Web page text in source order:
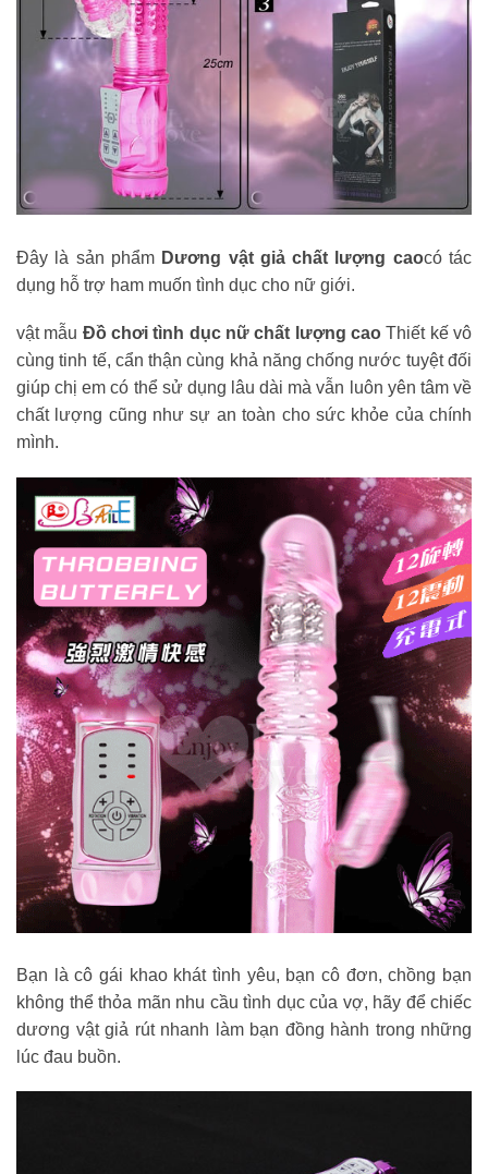
Đây là sản phẩm Dương vật giả chất lượng caocó tác
dụng hỗ trợ ham muốn tình dục cho nữ giới.
vật mẫu Đồ chơi tình dục nữ chất lượng cao Thiết kế vô
cùng tinh tế, cẩn thận cùng khả năng chống nước tuyệt đối
giúp chị em có thể sử dụng lâu dài mà vẫn luôn yên tâm về
chất lượng cũng như sự an toàn cho sức khỏe của chính
mình.
Bạn là cô gái khao khát tình yêu, bạn cô đơn, chồng bạn
không thể thỏa mãn nhu cầu tình dục của vợ, hãy để chiếc
dương vật giả rút nhanh làm bạn đồng hành trong những
lúc đau buồn.